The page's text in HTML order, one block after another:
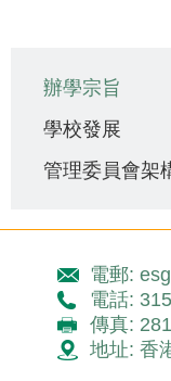
navigation
辦學宗旨
學校發展
管理委員會架
電郵:
電話:
傳真:
地址: 香